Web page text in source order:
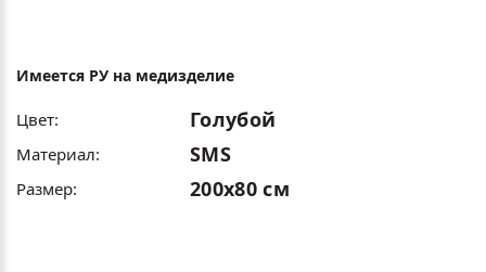
Имеется РУ на медизделие
Цвет: Голубой
Материал: SMS
Размер: 200х80 см